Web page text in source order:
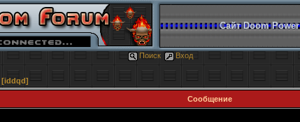
Сайт Doom Power
Поиск Вход
[iddqd]
Сообщение